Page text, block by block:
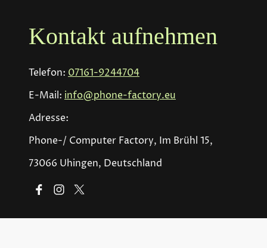
Kontakt aufnehmen
Telefon: 07161-9244704
E-Mail: info@phone-factory.eu
Adresse:
Phone-/ Computer Factory, Im Brühl 15,
73066 Uhingen, Deutschland